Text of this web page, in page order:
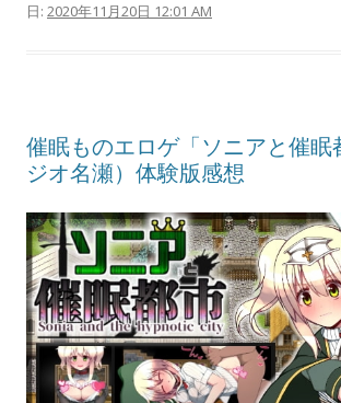
日: 2020年11月20日 12:01 AM
催眠ものエロゲ「ソニアと催眠
ジオ名瀬）体験版感想